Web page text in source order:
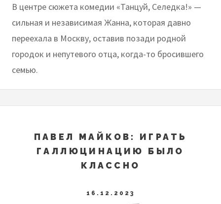
В центре сюжета комедии «Танцуй, Селедка!» —
сильная и независимая Жанна, которая давно
переехала в Москву, оставив позади родной
городок и непутевого отца, когда-то бросившего
семью.
ПАВЕЛ МАЙКОВ: ИГРАТЬ
ГАЛЛЮЦИНАЦИЮ БЫЛО
КЛАССНО
16.12.2023